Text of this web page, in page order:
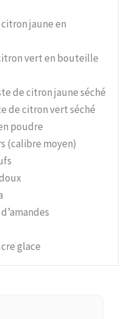
jaune en
vert en bouteille
de citron jaune séché
de citron vert séché
poudre
(calibre moyen)
glace